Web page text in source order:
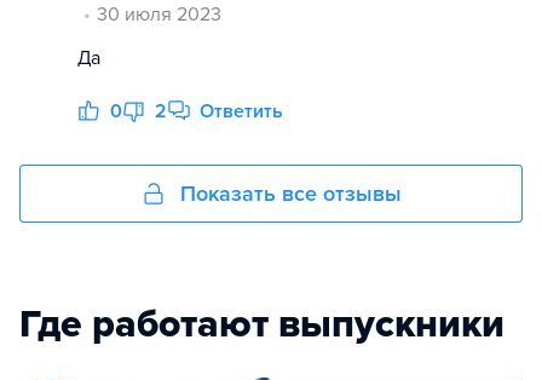
30 июля 2023
Да
0 2 Ответить
Показать все отзывы
Где работают выпускники